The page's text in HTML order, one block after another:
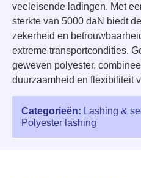
veeleisende ladingen. Met
sterkte van 5000 daN biedt
zekerheid en
extreme transportcondities.
geweven polyester,
duurzaamheid en flexibiliteit
Categorieën: Lashing &
Polyester lashing